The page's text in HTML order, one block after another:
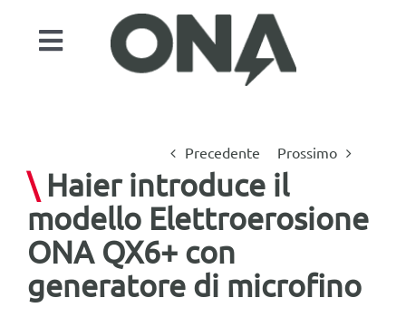
contenutoToggle
Automazione
Servizi
Casi di successo
Attualità
Precedente Prossimo
\ Haier introduce il
modello Elettroerosione
ONA QX6+ con
generatore di microfino